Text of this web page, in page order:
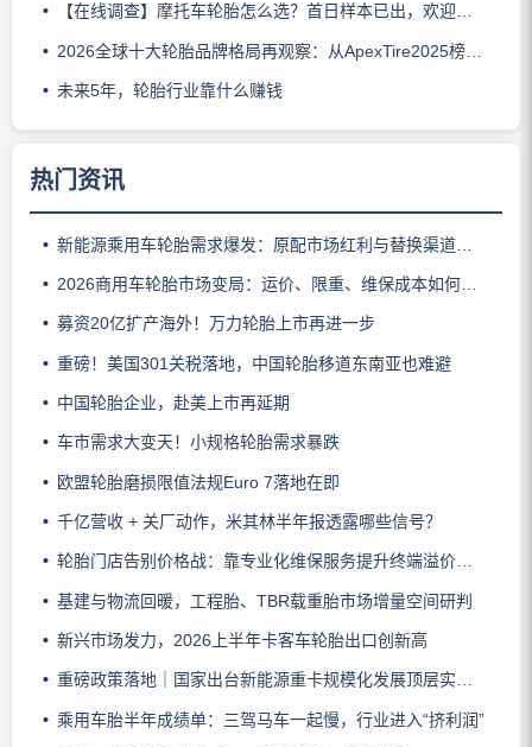
【在线调查】摩托车轮胎怎么选？首日样本已出，欢迎继续投票
2026全球十大轮胎品牌格局再观察：从ApexTire2025榜单看行业新变化
未来5年，轮胎行业靠什么赚钱
热门资讯
新能源乘用车轮胎需求爆发：原配市场红利与替换渠道难点解析
2026商用车轮胎市场变局：运价、限重、维保成本如何影响车队换胎选择
募资20亿扩产海外！万力轮胎上市再进一步
重磅！美国301关税落地，中国轮胎移道东南亚也难避
中国轮胎企业，赴美上市再延期
车市需求大变天！小规格轮胎需求暴跌
欧盟轮胎磨损限值法规Euro 7落地在即
千亿营收 + 关厂动作，米其林半年报透露哪些信号？
轮胎门店告别价格战：靠专业化维保服务提升终端溢价能力
基建与物流回暖，工程胎、TBR载重胎市场增量空间研判
新兴市场发力，2026上半年卡客车轮胎出口创新高
重磅政策落地｜国家出台新能源重卡规模化发展顶层实施方案
乘用车胎半年成绩单：三驾马车一起慢，行业进入“挤利润”